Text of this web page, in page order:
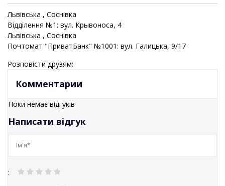
Львівська , Соснівка
Відділення №1: вул. Крывоноса, 4
Львівська , Соснівка
Почтомат "ПриватБанк" №1001: вул. Галицька, 9/17
Розповісти друзям:
Комментарии
Поки немає відгуків
Написати відгук
: